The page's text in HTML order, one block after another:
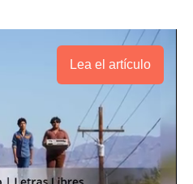
Lea el artículo